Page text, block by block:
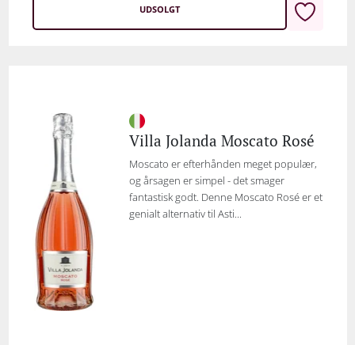
UDSOLGT
Villa Jolanda Moscato Rosé
Moscato er efterhånden meget populær,
og årsagen er simpel - det smager
fantastisk godt. Denne Moscato Rosé er et
genialt alternativ til Asti...